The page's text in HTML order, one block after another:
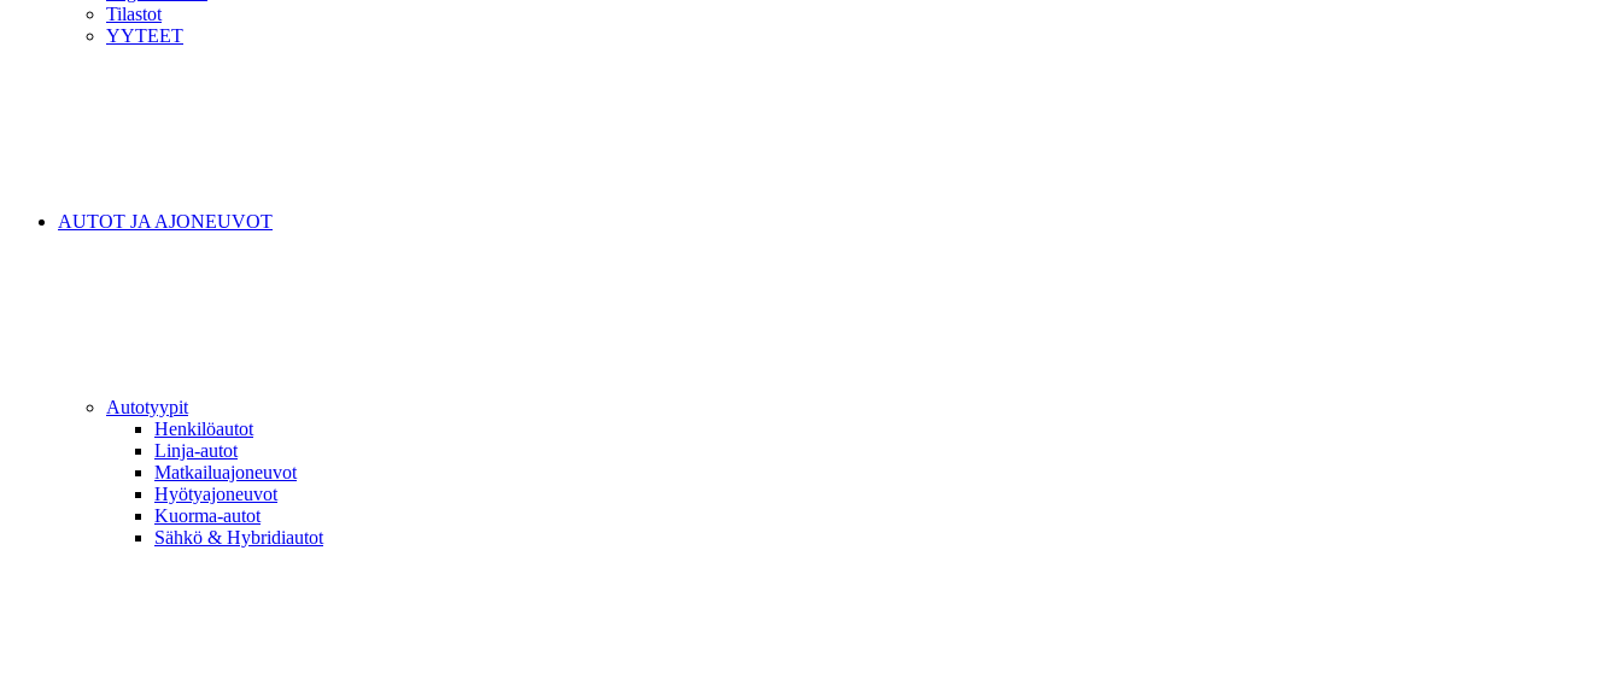
Tilastot
YYTEET
AUTOT JA AJONEUVOT
Autotyypit
Henkilöautot
Linja-autot
Matkailuajoneuvot
Hyötyajoneuvot
Kuorma-autot
Sähkö & Hybridiautot